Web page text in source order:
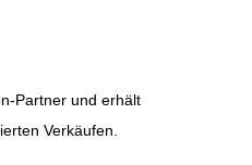
Partner und erhält
Verkäufen.